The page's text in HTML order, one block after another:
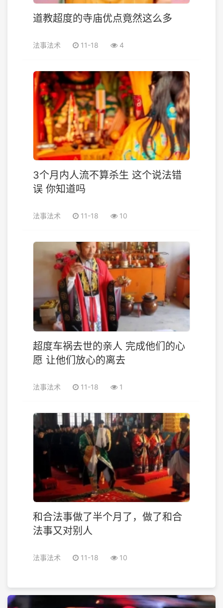
道教超度的寺庙优点竟然这么多
法事法术 11-18 4
3个月内人流不算杀生 这个说法错
误 你知道吗
法事法术 11-18 10
超度车祸去世的亲人 完成他们的心
愿 让他们放心的离去
法事法术 11-18 1
和合法事做了半个月了，做了和合
法事又对别人
法事法术 11-18 10